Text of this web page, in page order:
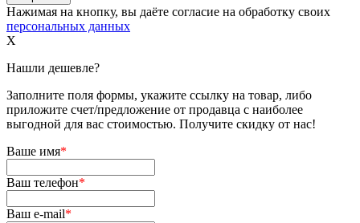
Нажимая на кнопку, вы даёте согласие на обработку своих
персональных данных
X
Нашли дешевле?
Заполните поля формы, укажите ссылку на товар, либо
приложите счет/предложение от продавца с наиболее
выгодной для вас стоимостью. Получите скидку от нас!
Ваше имя*
Ваш телефон*
Ваш e-mail*